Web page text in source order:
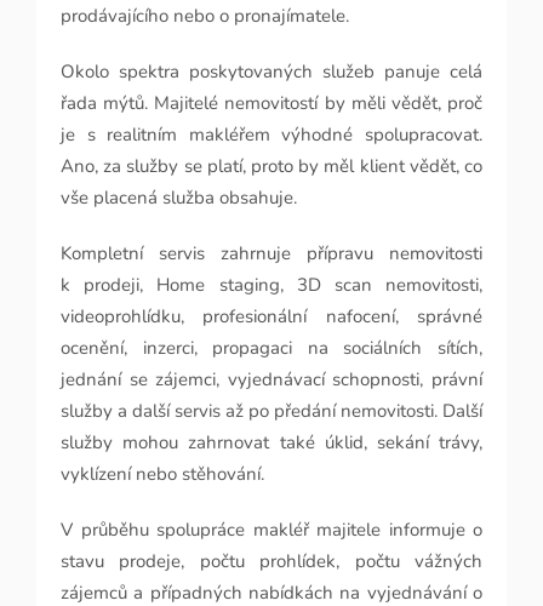
prodávajícího nebo o pronajímatele.
Okolo spektra poskytovaných služeb panuje celá
řada mýtů. Majitelé nemovitostí by měli vědět, proč
je s realitním makléřem výhodné spolupracovat.
Ano, za služby se platí, proto by měl klient vědět, co
vše placená služba obsahuje.
Kompletní servis zahrnuje přípravu nemovitosti
k prodeji, Home staging, 3D scan nemovitosti,
videoprohlídku, profesionální nafocení, správné
ocenění, inzerci, propagaci na sociálních sítích,
jednání se zájemci, vyjednávací schopnosti, právní
služby a další servis až po předání nemovitosti. Další
služby mohou zahrnovat také úklid, sekání trávy,
vyklízení nebo stěhování.
V průběhu spolupráce makléř majitele informuje o
stavu prodeje, počtu prohlídek, počtu vážných
zájemců a případných nabídkách na vyjednávání o